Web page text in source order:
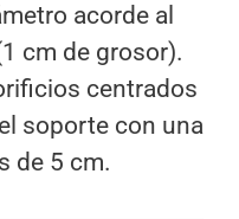
acorde al
cm de grosor).
centrados
soporte con una
de 5 cm.